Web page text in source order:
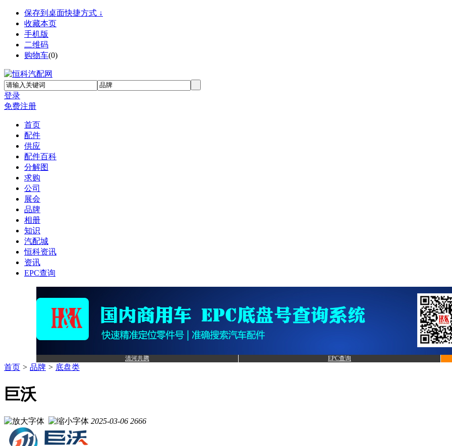
保存到桌面快捷方式 ↓
收藏本页
手机版
二维码
购物车(0)
登录
免费注册
首页
配件
供应
配件百科
分解图
求购
公司
展会
品牌
相册
知识
汽配城
恒科资讯
资讯
EPC查询
清河共腾 EPC查询
首页 > 品牌 > 底盘类
巨沃
2025-03-06 2666